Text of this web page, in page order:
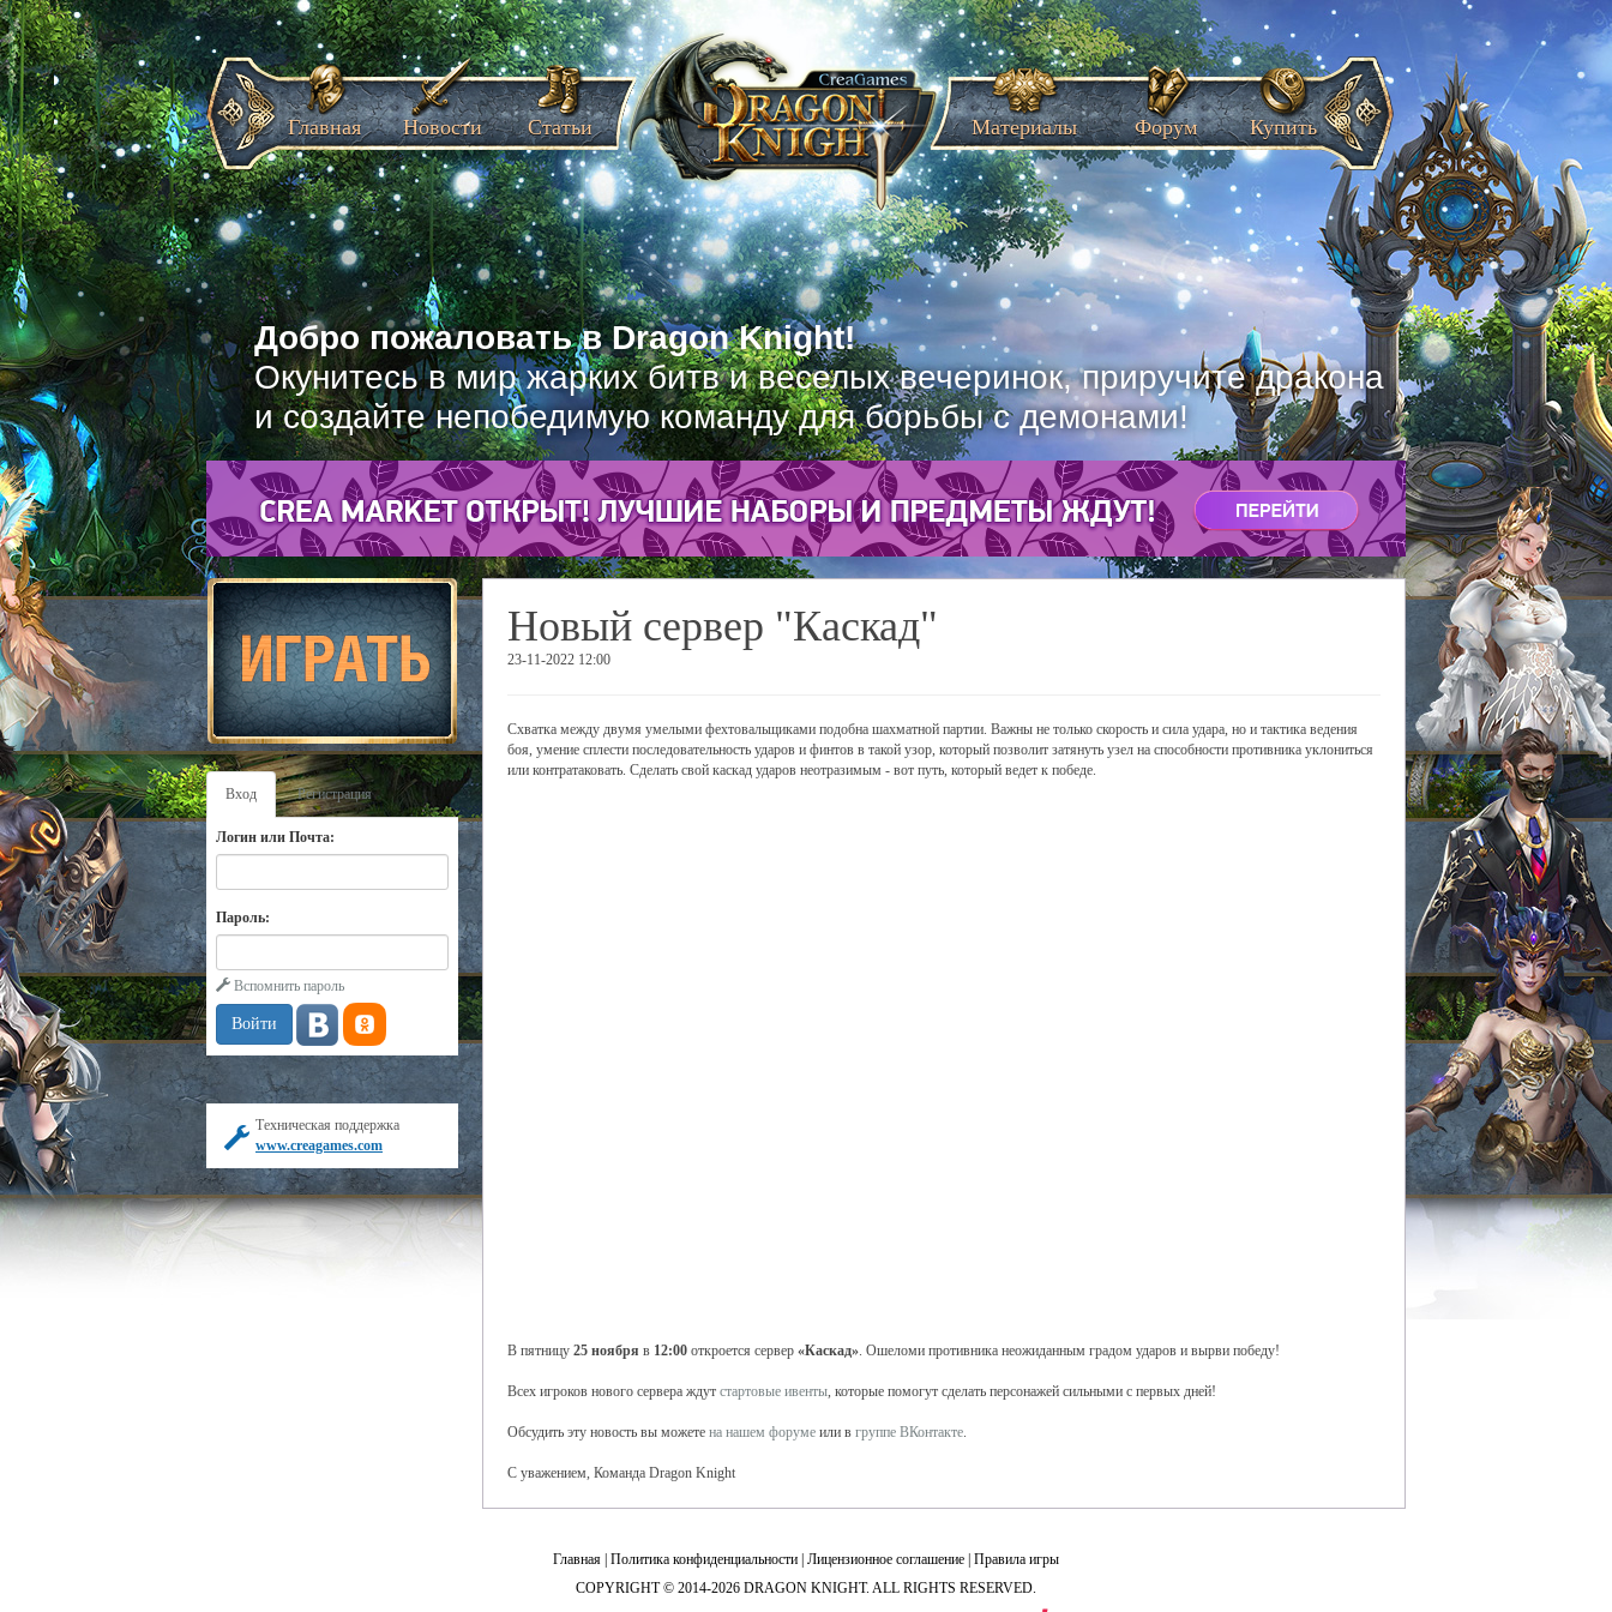
Добро пожаловать в Dragon Knight!
Окунитесь в мир жарких битв и веселых вечеринок, приручите дракона
и создайте непобедимую команду для борьбы с демонами!
Главная Новости Статьи Материалы Форум Купить
Вход Регистрация
Логин или Почта:
Пароль:
Вспомнить пароль
Техническая поддержка
www.creagames.com
Новый сервер "Каскад"
23-11-2022 12:00
Схватка между двумя умелыми фехтовальщиками подобна шахматной партии. Важны не только скорость и сила удара, но и тактика ведения
боя, умение сплести последовательность ударов и финтов в такой узор, который позволит затянуть узел на способности противника уклониться
или контратаковать. Сделать свой каскад ударов неотразимым - вот путь, который ведет к победе.
В пятницу 25 ноября в 12:00 откроется сервер «Каскад». Ошеломи противника неожиданным градом ударов и вырви победу!
Всех игроков нового сервера ждут стартовые ивенты, которые помогут сделать персонажей сильными с первых дней!
Обсудить эту новость вы можете на нашем форуме или в группе ВКонтакте.
С уважением, Команда Dragon Knight
Главная Политика конфиденциальности Лицензионное соглашение Правила игры
COPYRIGHT © 2014-2026 DRAGON KNIGHT. ALL RIGHTS RESERVED.